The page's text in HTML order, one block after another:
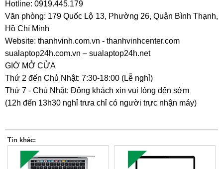
Hotline: 0919.445.179
Văn phòng: 179 Quốc Lộ 13, Phường 26, Quận Bình Thạnh,
Hồ Chí Minh
Website: thanhvinh.com.vn - thanhvinhcenter.com
sualaptop24h.com.vn – sualaptop24h.net
GIỜ MỞ CỬA
Thứ 2 đến Chủ Nhật: 7:30-18:00 (Lễ nghỉ)
Thứ 7 - Chủ Nhật: Đông khách xin vui lòng đến sớm
(12h đến 13h30 nghỉ trưa chỉ có người trực nhận máy)
Tin khác: